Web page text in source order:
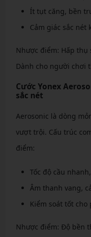
Ít tụt căng, bền
Cảm giác sắc nét
Nhược điểm: Hấp thụ
Dành cho người chơi
Cước Yonex
sắc nét
Aerosonic là dòng
vượt trội. Cấu trúc
điểm:
Tốc độ cầu
Âm thanh vang,
Kiểm soát tốt cho
Nhược điểm: Độ bền